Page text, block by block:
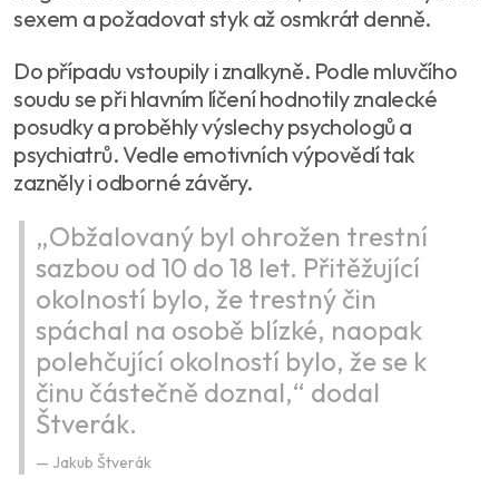
sexem a požadovat styk až osmkrát denně.
Do případu vstoupily i znalkyně. Podle mluvčího
soudu se při hlavním líčení hodnotily znalecké
posudky a proběhly výslechy psychologů a
psychiatrů. Vedle emotivních výpovědí tak
zazněly i odborné závěry.
„Obžalovaný byl ohrožen trestní
sazbou od 10 do 18 let. Přitěžující
okolností bylo, že trestný čin
spáchal na osobě blízké, naopak
polehčující okolností bylo, že se k
činu částečně doznal,“ dodal
Štverák.
Jakub Štverák